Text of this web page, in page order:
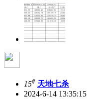
15# 天地七杀
2024-6-14 13:35:15